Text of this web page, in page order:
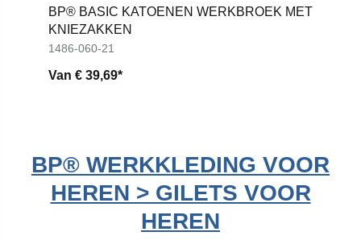
BP® BASIC KATOENEN WERKBROEK MET
KNIEZAKKEN
1486-060-21
Van € 39,69*
BP® WERKKLEDING VOOR
HEREN > GILETS VOOR
HEREN